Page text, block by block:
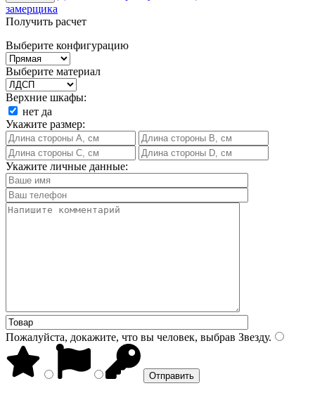
замерщика
Получить расчет
Выберите конфигурацию
Выберите материал
Верхние шкафы:
нет да
Укажите размер:
Укажите личные данные:
Пожалуйста, докажите, что вы человек, выбрав Звезду.